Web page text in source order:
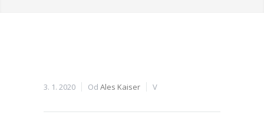
3. 1. 2020 Od Ales Kaiser V